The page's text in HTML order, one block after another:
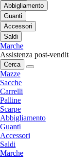
Abbigliamento
Guanti
Accessori
Saldi
Marche
Assistenza post-
Cerca
Mazze
Sacche
Carrelli
Palline
Scarpe
Abbigliamento
Guanti
Accessori
Saldi
Marche